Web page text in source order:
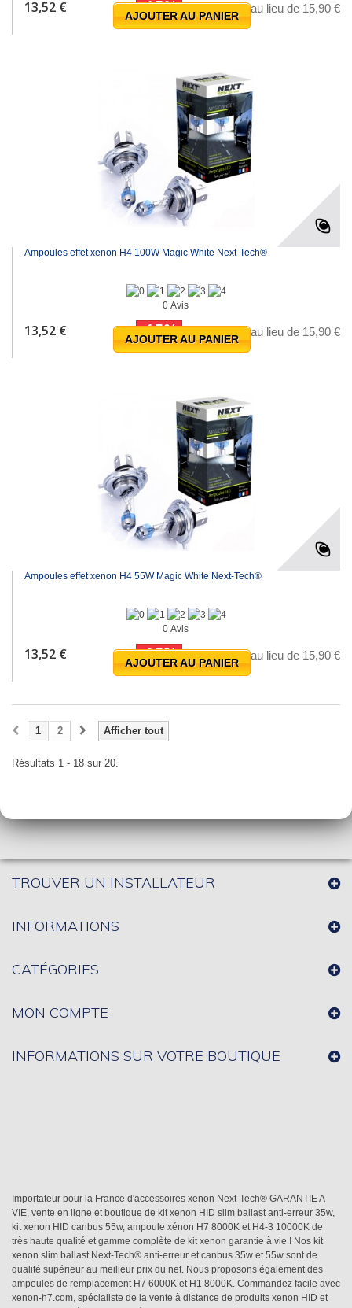
13,52 € au lieu de 15,90 €
-15%
AJOUTER AU PANIER
Ampoules effet xenon H4 100W Magic White Next-Tech®
0 Avis
13,52 € au lieu de 15,90 €
-15%
AJOUTER AU PANIER
Ampoules effet xenon H4 55W Magic White Next-Tech®
0 Avis
13,52 € au lieu de 15,90 €
-15%
AJOUTER AU PANIER
Afficher tout
1 2
Résultats 1 - 18 sur 20.
TROUVER UN INSTALLATEUR
INFORMATIONS
Importateur pour la France d'accessoires xenon Next-Tech® GARANTIE A
VIE, vente en ligne et boutique de kit xenon HID slim ballast anti-erreur 35w,
kit xenon HID canbus 55w, ampoule xénon H7 8000K et H4-3 10000K de
très haute qualité et gamme complète de kit xenon garantie à vie ! Nos kit
xenon slim ballast Next-Tech® anti-erreur et canbus 35w et 55w sont de
qualité supérieur au meilleur prix du net. Nous proposons également des
ampoules de remplacement H7 6000K et H1 8000K. Commandez facile avec
xenon-h7.com, spécialiste de la vente à distance de produits xenon HID et
CATÉGORIES
MON COMPTE
INFORMATIONS SUR VOTRE BOUTIQUE